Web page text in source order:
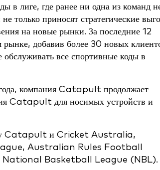
в лиге, где ранее ни одна из команд
только приносят стратегические
на новые рынки. За последние 12
рынке, добавив более 30 новых
все спортивные коды в
года, компания Catapult продолжает
Catapult для носимых устройств и
Catapult и Cricket Australia,
Australian Rules Football
Basketball League (NBL).